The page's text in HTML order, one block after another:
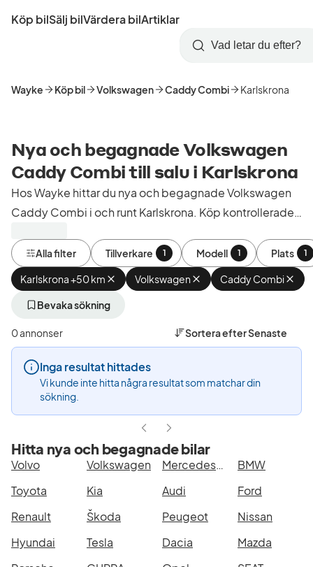
till
Startsida
Köp bilSälj bilVärdera bilArtiklar
Skapa
konto
Logga
in
Sök
Wayke Köp bil Volkswagen Caddy Combi Karlskrona
Nya och begagnade Volkswagen
Caddy Combi till salu i Karlskrona
Hos Wayke hittar du nya och begagnade Volkswagen
Caddy Combi i och runt Karlskrona. Köp kontrollerade
Alla filter Tillverkare 1 Modell 1 Plats 1
Karlskrona +50 km Ta
bort
(Plats)
Volkswagen Ta
bort
Volkswagen
Caddy Combi Ta
bort
Bevaka sökning
0 annonser Sortera efterSenaste
Inga resultat hittades
Vi kunde inte hitta några resultat som matchar din
sökning.
Hitta nya och begagnade bilar
Volvo Volkswagen Mercedes-Benz
BMW
Toyota
Kia Audi
Ford
Renault
Škoda Peugeot
Nissan
Hyundai
Tesla Dacia
Mazda